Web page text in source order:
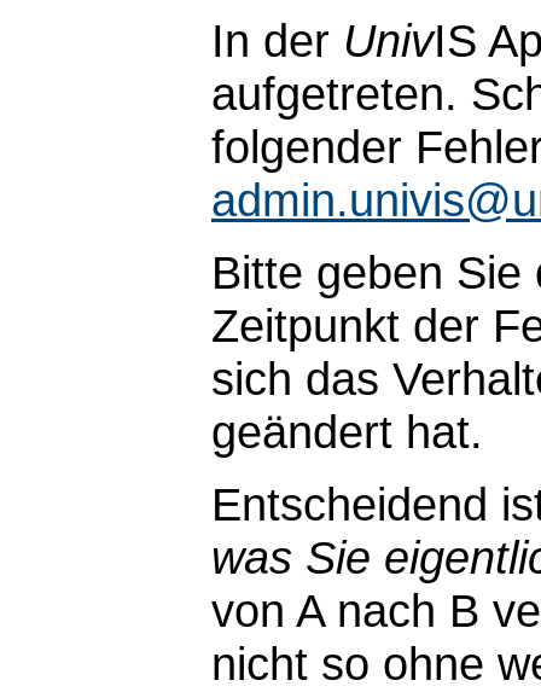
In der UnivIS
aufgetreten.
folgender
Bitte geben
Zeitpunkt der
sich das
geändert hat.
Entscheidend
was Sie
von A nach B
nicht so ohne